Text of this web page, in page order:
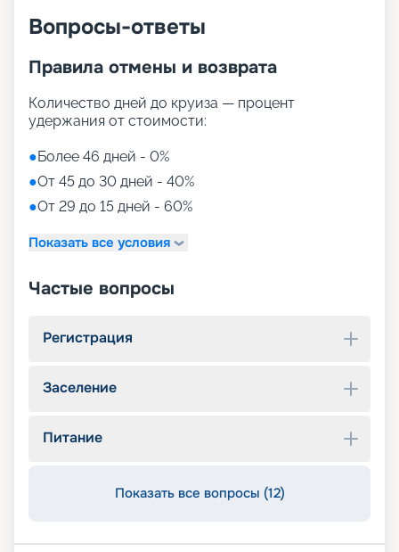
Вопросы-ответы
Правила отмены и возврата
Количество дней до круиза — процент
удержания от стоимости:
●Более 46 дней - 0%
●От 45 до 30 дней - 40%
●От 29 до 15 дней - 60%
Показать все условия
Частые вопросы
Регистрация
Заселение
Питание
Показать все вопросы (12)